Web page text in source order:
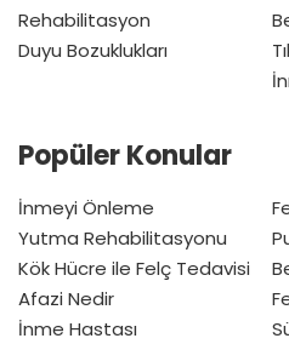
Rehabilitasyon
Duyu Bozuklukları
Popüler Konular
İnmeyi Önleme
Yutma Rehabilitasyonu
Kök Hücre ile Felç Tedavisi
Afazi Nedir
İnme Hastası